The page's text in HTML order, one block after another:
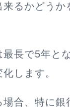
るかどう
長で5年と
します。
合、特に銀